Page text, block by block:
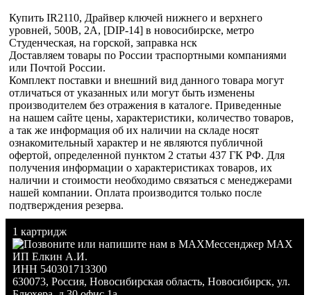
Купить IR2110, Драйвер ключей нижнего и верхнего
уровней, 500В, 2А, [DIP-14] в новосибирске, метро
Студенческая, на горской, заправка нск
Доставляем товары по России траспортными компаниями
или Почтой России.
Комплект поставки и внешний вид данного товара могут
отличаться от указанных или могут быть изменены
производителем без отражения в каталоге. Приведенные
на нашем сайте цены, характеристики, количество товаров,
а так же информация об их наличии на складе носят
ознакомительный характер и не являются публичной
офертой, определенной пунктом 2 статьи 437 ГК РФ. Для
получения информации о характеристиках товаров, их
наличии и стоимости необходимо связаться с менеджерами
нашей компании. Оплата производится только после
подтверждения резерва.
1 картридж
Мессенджер MAX
ИП Елкин А.И.
ИНН 540301713300
630073, Россия, Новосибирская область, Новосибирск, ул.